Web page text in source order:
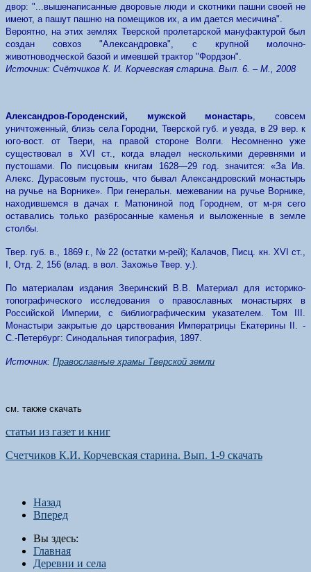
двор: "...вышенаписанные дворовые люди и скотники пашни своей не
имеют, а пашут пашню на помещиков их, а им дается месичина".
Вероятно, на этих землях Тверской пролетарской мануфактурой был
создан совхоз "Александровка", с крупной молочно-
животноводческой базой и имевшей трактор "Фордзон".
Источник: Счётчиков К. И. Корчевская старина. Вып. 6. – М., 2008
Александров-Городенский, мужской монастарь, совсем
уничтоженный, близь села Городни, Тверской губ. и уезда, в 29 вер. к
юго-вост. от Твери, на правой стороне Волги. Несомненно уже
существовал в ХVІ ст., когда владел несколькими деревнями и
пустошами. По писцовым книгам 1628—29 год. значится: «За Ив.
Алекс. Дурасовым пустошь, что бывал Александровский монастырь
на ручье на Ворнике». При генеральн. межевании на ручье Ворнике,
находившемся в дачах г. Матюниной под Городнем, от м-ря сего
оставались только разбросанные каменья и выложенные в земле
столбы.
Твер. губ. в., 1869 г., № 22 (остатки м-рей); Калачов, Писц. кн. XVI ст.,
I, Отд. 2, 156 (влад. в вол. Захожье Твер. у.).
По материалам издания Зверинский В.В. Материал для историко-
топографического исследования о православных монастырях в
Российской Империи, с библиографическим указателем. Том III.
Монастыри закрытые до царствования Императрицы Екатерины II. -
С.-Петербург: Синодальная типография, 1897.
Источник: Православные храмы Тверской земли
см. также скачать
статьи из газет и книг
Счетчиков К.И. Корчевская старина. Вып. 1-9 скачать
Назад
Вперед
Вы здесь:
Главная
Деревни и села